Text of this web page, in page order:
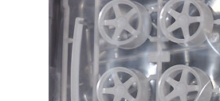
アヴィオニクス）